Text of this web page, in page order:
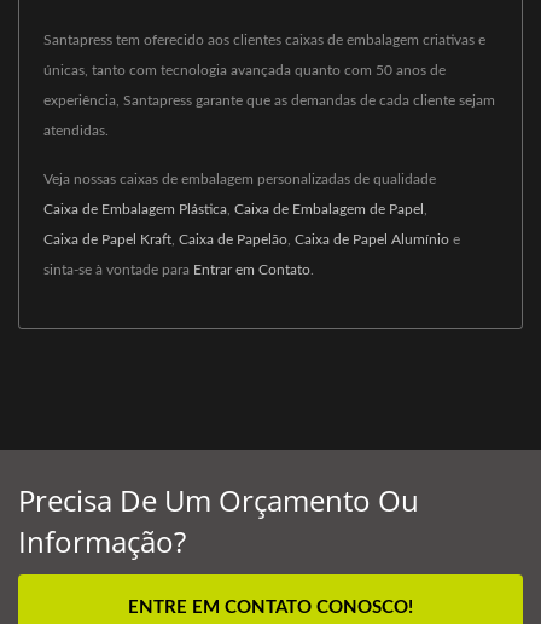
Santapress tem oferecido aos clientes caixas de embalagem criativas e
únicas, tanto com tecnologia avançada quanto com 50 anos de
experiência, Santapress garante que as demandas de cada cliente sejam
atendidas.
Veja nossas caixas de embalagem personalizadas de qualidade
Caixa de Embalagem Plástica Caixa de Embalagem de Papel
Caixa de Papel Kraft Caixa de Papelão Caixa de Papel Alumínio e
sinta-se à vontade para Entrar em Contato
Precisa De Um Orçamento Ou
Informação?
ENTRE EM CONTATO CONOSCO!